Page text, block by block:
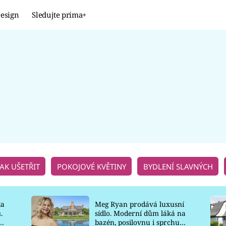
Sledujte prima+
UŠETŘIT POKOJOVÉ KVĚTINY BYDLENÍ SLAVNÝCH
Meg Ryan prodává luxusní
sídlo. Moderní dům láká na
bazén, posilovnu i sprchu